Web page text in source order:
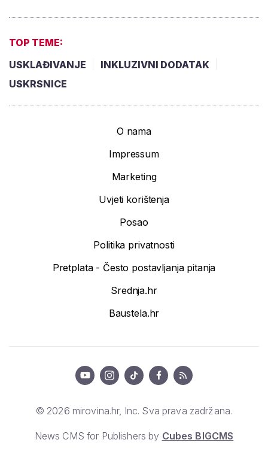
TOP TEME:
USKLAĐIVANJE
INKLUZIVNI DODATAK
USKRSNICE
O nama
Impressum
Marketing
Uvjeti korištenja
Posao
Politika privatnosti
Pretplata - Često postavljanja pitanja
Srednja.hr
Baustela.hr
© 2026 mirovina.hr, Inc. Sva prava zadržana.
News CMS for Publishers by Cubes BIGCMS